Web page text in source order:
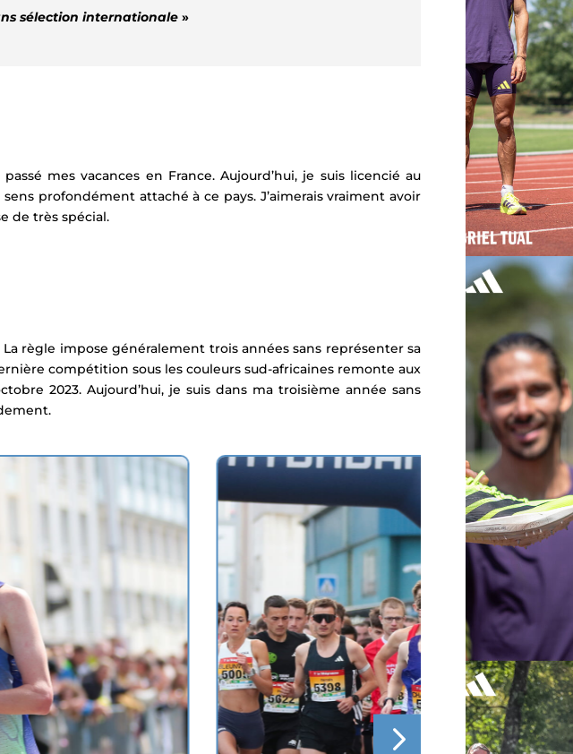
sélection internationale »
mes vacances en France. Aujourd’hui, je suis licencié au
profondément attaché à ce pays. J’aimerais vraiment avoir
de très spécial.
règle impose généralement trois années sans représenter sa
compétition sous les couleurs sud-africaines remonte aux
2023. Aujourd’hui, je suis dans ma troisième année sans